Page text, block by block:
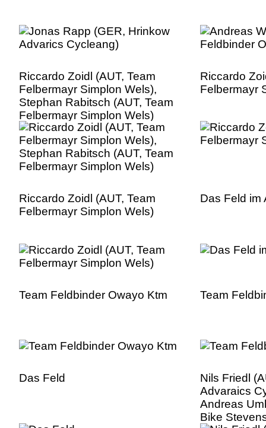
Riccardo Zoidl (AUT, Team
Felbermayr Simplon Wels),
Stephan Rabitsch (AUT, Team
Felbermayr Simplon Wels)
Riccardo
Felbermayr
Riccardo Zoidl (AUT, Team
Felbermayr Simplon Wels)
Das Feld im
Team Feldbinder Owayo Ktm Team
Das Feld
Nils Friedl
Advaraics
Andreas
Bike